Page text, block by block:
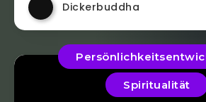
Dickerbuddha
Spiritualität